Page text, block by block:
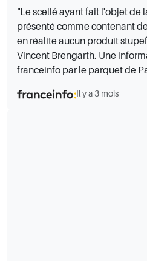
"Le scellé ayant fait l'objet de
présenté comme contenant
en réalité aucun produit
Vincent Brengarth. Une
franceinfo par le parquet de
Il y a 3 mois